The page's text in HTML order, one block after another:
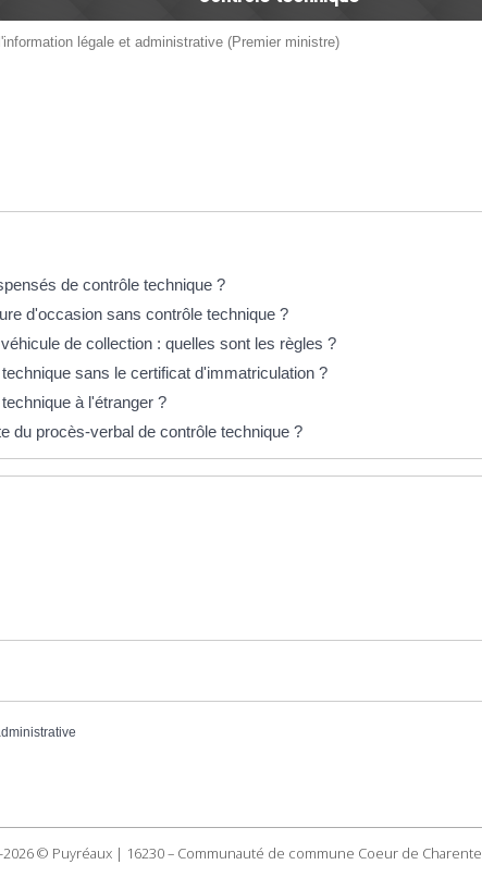
légale et administrative (Premier ministre)
de contrôle technique ?
d'occasion sans contrôle technique ?
de collection : quelles sont les règles ?
sans le certificat d'immatriculation ?
à l'étranger ?
du procès-verbal de contrôle technique ?
2026 © Puyréaux | 16230 – Communauté de commune Coeur de Charente